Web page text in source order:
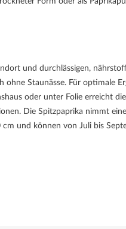
und durchlässigen,
Staunässe. Für optimale
oder unter Folie erreicht
Die Spitzpaprika nimmt
und können von Juli bis